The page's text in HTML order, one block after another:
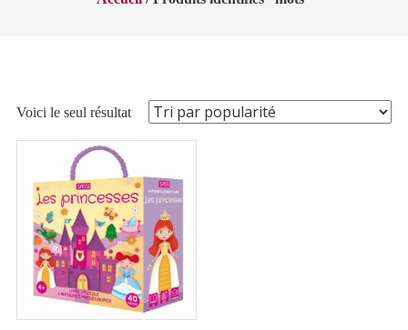
Voici le seul résultat